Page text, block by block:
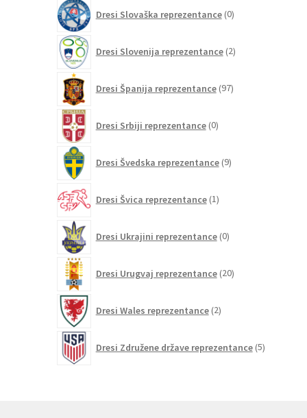
Dresi Slovaška reprezentance 0izdelkov
Dresi Slovenija reprezentance 2izdelka
Dresi Španija reprezentance 97izdelkov
Dresi Srbiji reprezentance 0izdelkov
Dresi Švedska reprezentance 9izdelkov
Dresi Švica reprezentance 1izdelek
Dresi Ukrajini reprezentance 0izdelkov
Dresi Urugvaj reprezentance 20izdelkov
Dresi Wales reprezentance 2izdelka
Dresi Združene države reprezentance 5izdelkov